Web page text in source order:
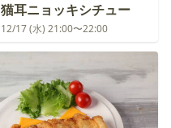
猫耳ニョッキシチュー
12/17 (水) 21:00〜22:00